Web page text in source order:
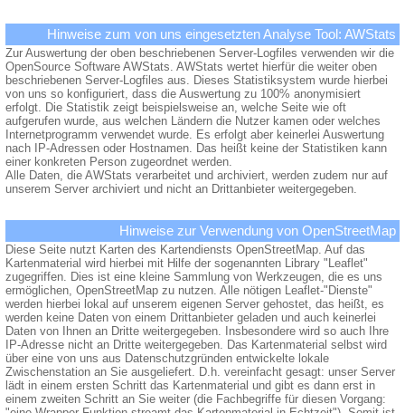
Hinweise zum von uns eingesetzten Analyse Tool: AWStats
Zur Auswertung der oben beschriebenen Server-Logfiles verwenden wir die
OpenSource Software AWStats. AWStats wertet hierfür die weiter oben
beschriebenen Server-Logfiles aus. Dieses Statistiksystem wurde hierbei
von uns so konfiguriert, dass die Auswertung zu 100% anonymisiert
erfolgt. Die Statistik zeigt beispielsweise an, welche Seite wie oft
aufgerufen wurde, aus welchen Ländern die Nutzer kamen oder welches
Internetprogramm verwendet wurde. Es erfolgt aber keinerlei Auswertung
nach IP-Adressen oder Hostnamen. Das heißt keine der Statistiken kann
einer konkreten Person zugeordnet werden.
Alle Daten, die AWStats verarbeitet und archiviert, werden zudem nur auf
unserem Server archiviert und nicht an Drittanbieter weitergegeben.
Hinweise zur Verwendung von OpenStreetMap
Diese Seite nutzt Karten des Kartendiensts OpenStreetMap. Auf das
Kartenmaterial wird hierbei mit Hilfe der sogenannten Library "Leaflet"
zugegriffen. Dies ist eine kleine Sammlung von Werkzeugen, die es uns
ermöglichen, OpenStreetMap zu nutzen. Alle nötigen Leaflet-"Dienste"
werden hierbei lokal auf unserem eigenen Server gehostet, das heißt, es
werden keine Daten von einem Drittanbieter geladen und auch keinerlei
Daten von Ihnen an Dritte weitergegeben. Insbesondere wird so auch Ihre
IP-Adresse nicht an Dritte weitergegeben. Das Kartenmaterial selbst wird
über eine von uns aus Datenschutzgründen entwickelte lokale
Zwischenstation an Sie ausgeliefert. D.h. vereinfacht gesagt: unser Server
lädt in einem ersten Schritt das Kartenmaterial und gibt es dann erst in
einem zweiten Schritt an Sie weiter (die Fachbegriffe für diesen Vorgang: